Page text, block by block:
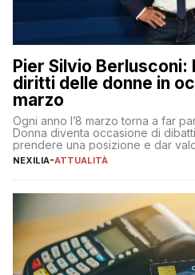
Pier Silvio Berlusconi:
diritti delle donne in
marzo
Ogni anno l’8 marzo torna a far
Donna diventa occasione di
prendere una posizione e dar
sua complessità e crucialità. A
NEXILIA-ATTUALITÀ